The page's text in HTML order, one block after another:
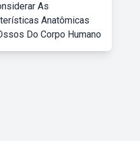
As
Anatômicas
Do Corpo Humano